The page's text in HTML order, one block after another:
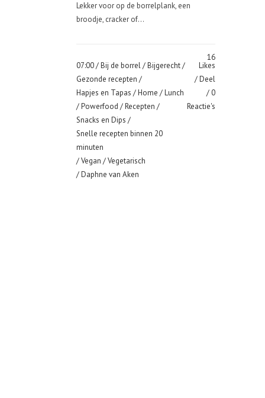
Lekker voor op de borrelplank, een
broodje, cracker of...
07:00 /Bij de borrel/Bijgerecht/
Gezonde recepten /
Hapjes en Tapas /Home /Lunch
/Powerfood /Recepten /
Snacks en Dips /
Snelle recepten binnen 20
minuten
/Vegan /Vegetarisch
/ Daphne van Aken
16
Likes
Deel
0
Reactie's